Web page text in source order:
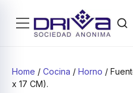
Home / Cocina / Horno /
x 17 CM).